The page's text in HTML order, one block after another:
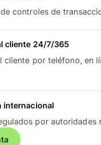
controles de
cliente 24/7/365
cliente por teléfono, en
internacional
por autoridades